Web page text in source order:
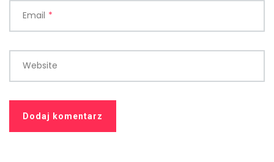
Email *
Website